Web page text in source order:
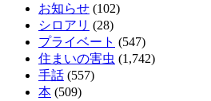
お知らせ (102)
シロアリ (28)
プライベート (547)
住まいの害虫 (1,742)
手話 (557)
本 (509)